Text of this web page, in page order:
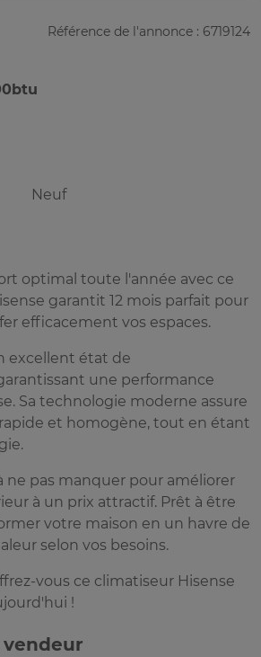
Référence de l'annonce : 6719124
Neuf
optimal toute l'année avec ce
garantit 12 mois parfait pour
efficacement vos espaces.
excellent état de
une performance
Sa technologie moderne assure
et homogène, tout en étant
ne pas manquer pour améliorer
à un prix attractif. Prêt à être
votre maison en un havre de
selon vos besoins.
vous ce climatiseur Hisense
!